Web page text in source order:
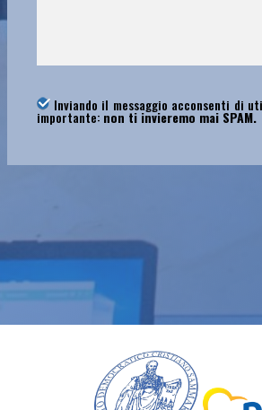
Inviando il messaggio acconsenti di
importante:non ti invieremo mai SPAM.